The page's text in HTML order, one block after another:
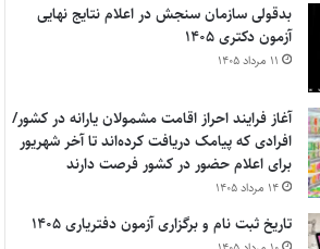
بدقولی سازمان سنجش در اعلام نتایج نهایی
آزمون دکتری ۱۴۰۵
۱۱ مرداد ۱۴۰۵
آغاز فرایند احراز اقامت مشمولان یارانه در کشور/
افرادی که پیامک دریافت کرده‌اند تا آخر شهریور
برای اعلام حضور در کشور فرصت دارند
۱۴ مرداد ۱۴۰۵
تاریخ ثبت نام و برگزاری آزمون دفتریاری ۱۴۰۵